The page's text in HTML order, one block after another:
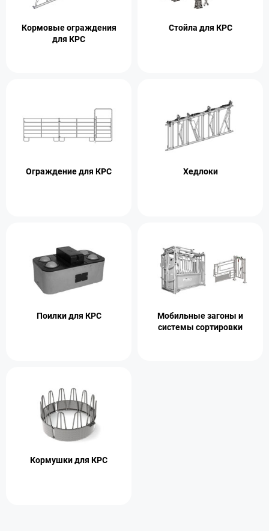
Кормовые ограждения
для КРС
Стойла для КРС
Ограждение для КРС Хедлоки
Поилки для КРС
Мобильные загоны и
системы сортировки
Кормушки для КРС